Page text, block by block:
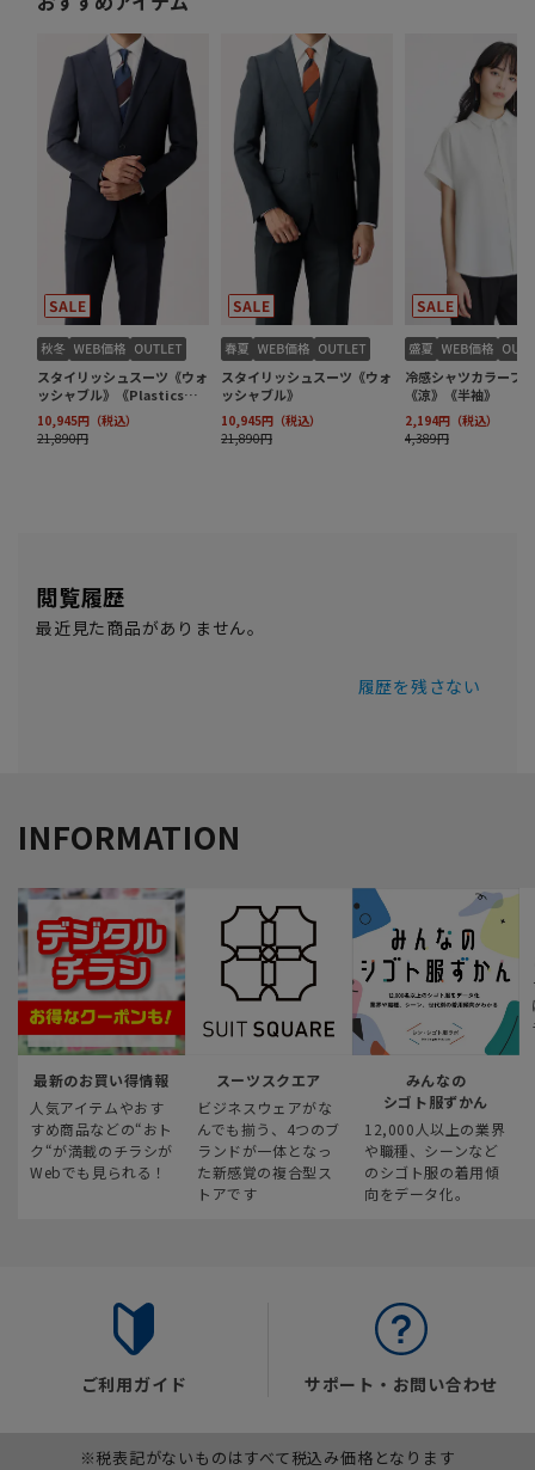
閲覧履歴
最近見た商品がありません。
履歴を残さない
INFORMATION
最新のお買い得情報
人気アイテムやおす
すめ商品などの“おト
ク“が満載のチラシが
Webでも見られる！
スーツスクエア
ビジネスウェアがな
んでも揃う、4つのブ
ランドが一体となっ
た新感覚の複合型ス
トアです
みんなの
シゴト服ずかん
12,000人以上の業界
や職種、シーンなど
のシゴト服の着用傾
向をデータ化。
ご利用ガイド サポート・お問い合わせ
※税表記がないものはすべて税込み価格となります